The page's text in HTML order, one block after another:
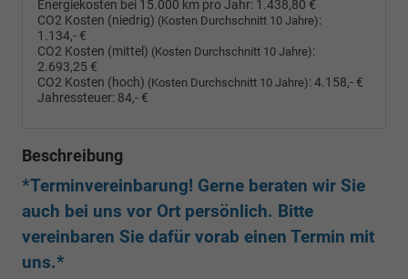
Energiekosten bei 15.000 km pro Jahr: 1.438,80 €
CO2 Kosten (niedrig) (Kosten Durchschnitt 10 Jahre):
1.134,- €
CO2 Kosten (mittel) (Kosten Durchschnitt 10 Jahre):
2.693,25 €
CO2 Kosten (hoch) (Kosten Durchschnitt 10 Jahre):4.158,- €
Jahressteuer: 84,- €
Beschreibung
*Terminvereinbarung! Gerne beraten wir Sie
auch bei uns vor Ort persönlich. Bitte
vereinbaren Sie dafür vorab einen Termin mit
uns.*